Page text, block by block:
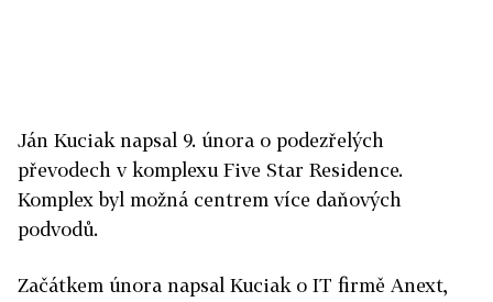
Ján Kuciak napsal 9. února o podezřelých
převodech v komplexu Five Star Residence.
Komplex byl možná centrem více daňových
podvodů.
Začátkem února napsal Kuciak o IT firmě Anext,